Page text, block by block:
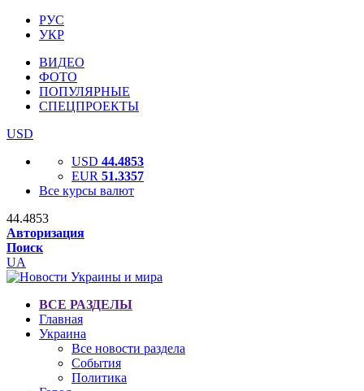
РУС
УКР
ВИДЕО
ФОТО
ПОПУЛЯРНЫЕ
СПЕЦПРОЕКТЫ
USD
USD 44.4853
EUR 51.3357
Все курсы валют
44.4853
Авторизация
Поиск
UA
ВСЕ РАЗДЕЛЫ
Главная
Украина
Все новости раздела
События
Политика